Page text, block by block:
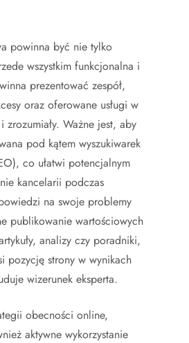
powinna być nie tylko
wszystkim funkcjonalna i
prezentować zespół,
oraz oferowane usługi w
zrozumiały. Ważne jest, aby
pod kątem wyszukiwarek
co ułatwi potencjalnym
kancelarii podczas
na swoje problemy
publikowanie wartościowych
analizy czy poradniki,
pozycję strony w wynikach
wizerunek eksperta.
obecności online,
aktywne wykorzystanie